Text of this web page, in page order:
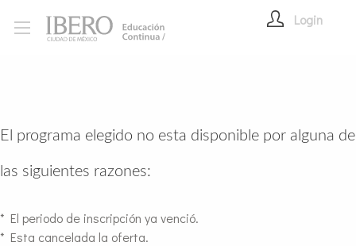
Login
El programa elegido no esta disponible por alguna de
las siguientes razones:
* El periodo de inscripción ya venció.
* Esta cancelada la oferta.